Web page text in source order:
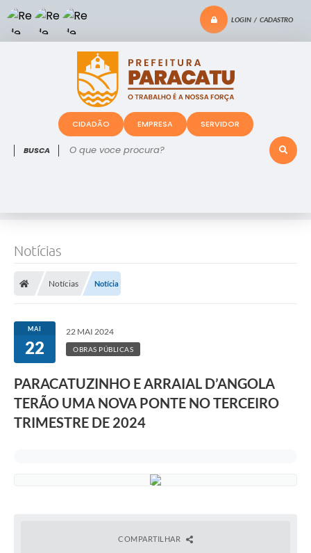
LOGIN / CADASTRO
O que voce procura?
CIDADÃO EMPRESA SERVIDOR
Notícias
Notícias Notícia
MAI
22
22 MAI 2024
OBRAS PÚBLICAS
PARACATUZINHO E ARRAIAL D’ANGOLA
TERÃO UMA NOVA PONTE NO TERCEIRO
TRIMESTRE DE 2024
COMPARTILHAR